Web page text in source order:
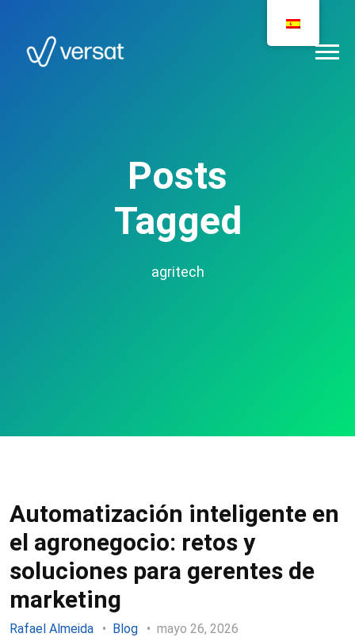
Posts
Tagged
agritech
Automatización inteligente en
el agronegocio: retos y
soluciones para gerentes de
marketing
Rafael Almeida Blog mayo 26, 2026